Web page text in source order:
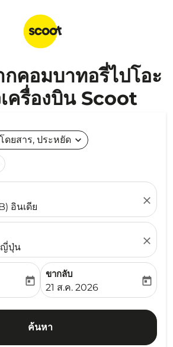
กคอมบาทอรี่ไปโอะ
ครื่องบิน Scoot
ดยสาร, ประหยัด expand_more
อินเดีย
close
ญี่ปุ่น
close
date-aria-label
today
ขากลับ
fc-booking-return-date-
21 ส.ค. 2026
today
ค้นหา